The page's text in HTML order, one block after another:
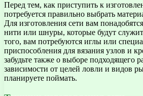
Перед тем, как приступить к
потребуется правильно выбрать
Для изготовления сети вам
нити или шнуры, которые будут
того, вам потребуются иглы или
приспособления для вязания узлов и
забудьте также о выборе подходящего
зависимости от целей ловли и видов
планируете поймать.